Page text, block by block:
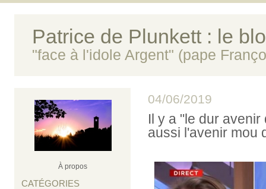
Patrice de Plunkett : le
"face à l'idole Argent" (pape
À propos
CATÉGORIES
04/06/2019
Il y a "le dur
aussi l'avenir mou